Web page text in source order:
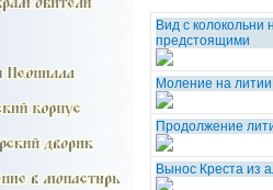
Вид с колокольни
предстоящими
Моление на литии
Продолжение
Вынос Креста из